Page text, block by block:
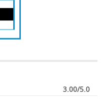
3.00/5.0